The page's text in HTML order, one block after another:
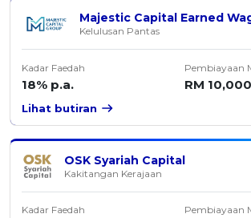
Majestic Capital Earned
Kelulusan Pantas
Kadar Faedah
18% p.a.
Pembiayaan
RM 10,000
Lihat butiran
OSK Syariah Capital
Kakitangan Kerajaan
Kadar Faedah Pembiayaan